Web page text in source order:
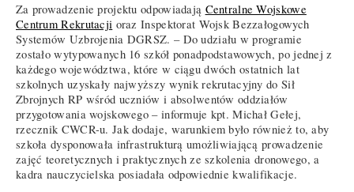
Za prowadzenie projektu odpowiadają Centralne Wojskowe
Centrum Rekrutacji oraz Inspektorat Wojsk Bezzałogowych
Systemów Uzbrojenia DGRSZ. – Do udziału w programie
zostało wytypowanych 16 szkół ponadpodstawowych, po jednej z
każdego województwa, które w ciągu dwóch ostatnich lat
szkolnych uzyskały najwyższy wynik rekrutacyjny do Sił
Zbrojnych RP wśród uczniów i absolwentów oddziałów
przygotowania wojskowego – informuje kpt. Michał Gełej,
rzecznik CWCR-u. Jak dodaje, warunkiem było również to, aby
szkoła dysponowała infrastrukturą umożliwiającą prowadzenie
zajęć teoretycznych i praktycznych ze szkolenia dronowego, a
kadra nauczycielska posiadała odpowiednie kwalifikacje.